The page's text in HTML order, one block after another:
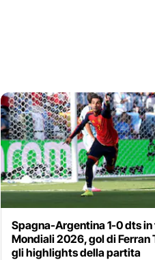
Spagna-Argentina 1-0 dts in
Mondiali 2026, gol di Ferran
gli highlights della partita